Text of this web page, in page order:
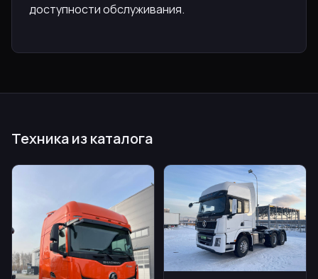
доступности обслуживания.
Техника из каталога